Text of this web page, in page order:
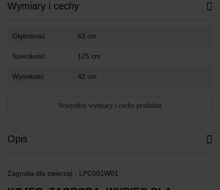
Wymiary i cechy
Głębokość 63 cm
Szerokość 125 cm
Wysokość 42 cm
Wszystkie wymiary i cechy produktu
Opis
Zagroda dla zwierząt - LPC001W01